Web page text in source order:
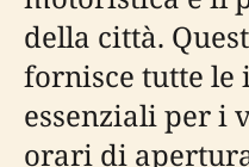
della città.
fornisce tutte
essenziali per i
orari di